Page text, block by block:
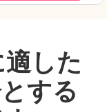
した
する